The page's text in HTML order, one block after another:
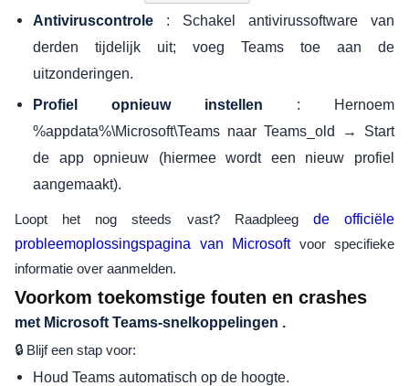
Antiviruscontrole : Schakel antivirussoftware van
derden tijdelijk uit; voeg Teams toe aan de
uitzonderingen.
Profiel opnieuw instellen : Hernoem
%appdata%\Microsoft\Teams naar Teams_old → Start
de app opnieuw (hiermee wordt een nieuw profiel
aangemaakt).
Loopt het nog steeds vast? Raadpleeg de officiële
probleemoplossingspagina van Microsoftvoor specifieke
informatie over aanmelden.
Voorkom toekomstige fouten en crashes
met Microsoft Teams-snelkoppelingen .
🔒 Blijf een stap voor:
Houd Teams automatisch op de hoogte.